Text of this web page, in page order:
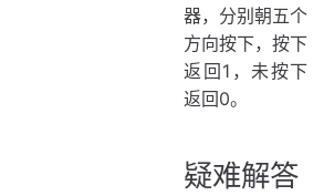
器，分别朝五个
方向按下，按下
返回1，未按下
返回0。
疑难解答